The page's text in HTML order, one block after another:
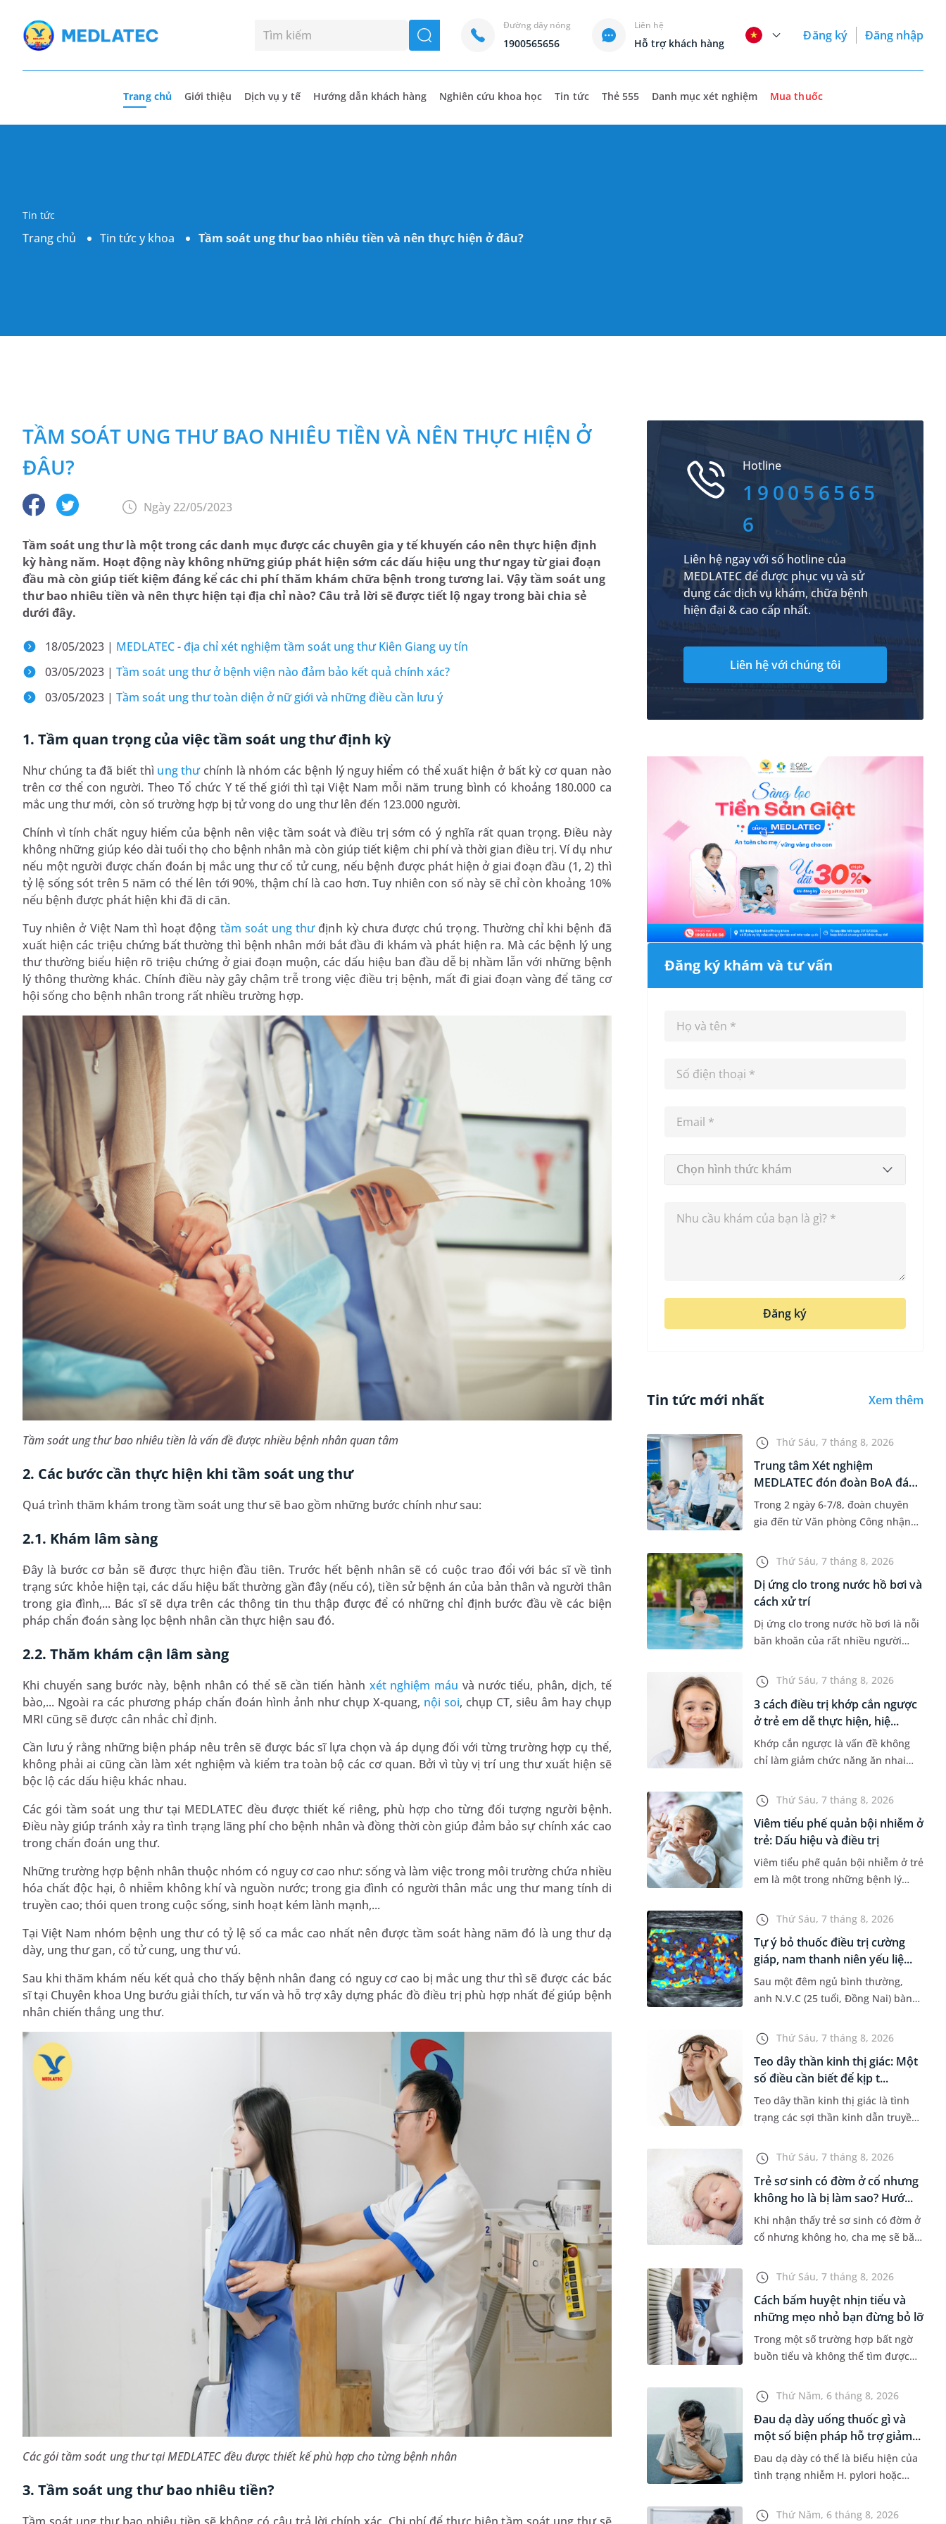
seach
Đường dây nóng
1900565656
Liên hệ
Hỗ trợ khách hàng
Đăng ký Đăng nhập
Trang chủ Giới thiệu Dịch vụ y tế Hướng dẫn khách hàng Nghiên cứu khoa học Tin tức Thẻ 555 Danh mục xét nghiệm Mua thuốc
Tin tức
Trang chủ Tin tức y khoa Tầm soát ung thư bao nhiêu tiền và nên thực hiện ở đâu?
TẦM SOÁT UNG THƯ BAO NHIÊU TIỀN VÀ NÊN THỰC HIỆN Ở
ĐÂU?
Ngày 22/05/2023
Tầm soát ung thư là một trong các danh mục được các chuyên gia y tế khuyến cáo nên thực hiện định
kỳ hàng năm. Hoạt động này không những giúp phát hiện sớm các dấu hiệu ung thư ngay từ giai đoạn
đầu mà còn giúp tiết kiệm đáng kể các chi phí thăm khám chữa bệnh trong tương lai. Vậy tầm soát ung
thư bao nhiêu tiền và nên thực hiện tại địa chỉ nào? Câu trả lời sẽ được tiết lộ ngay trong bài chia sẻ
dưới đây.
18/05/2023 | MEDLATEC - địa chỉ xét nghiệm tầm soát ung thư Kiên Giang uy tín
03/05/2023 | Tầm soát ung thư ở bệnh viện nào đảm bảo kết quả chính xác?
03/05/2023 | Tầm soát ung thư toàn diện ở nữ giới và những điều cần lưu ý
1. Tầm quan trọng của việc tầm soát ung thư định kỳ
Như chúng ta đã biết thì ung thưchính là nhóm các bệnh lý nguy hiểm có thể xuất hiện ở bất kỳ cơ quan nào
trên cơ thể con người. Theo Tổ chức Y tế thế giới thì tại Việt Nam mỗi năm trung bình có khoảng 180.000 ca
mắc ung thư mới, còn số trường hợp bị tử vong do ung thư lên đến 123.000 người.
Chính vì tính chất nguy hiểm của bệnh nên việc tầm soát và điều trị sớm có ý nghĩa rất quan trọng. Điều này
không những giúp kéo dài tuổi thọ cho bệnh nhân mà còn giúp tiết kiệm chi phí và thời gian điều trị. Ví dụ như
nếu một người được chẩn đoán bị mắc ung thư cổ tử cung, nếu bệnh được phát hiện ở giai đoạn đầu (1, 2) thì
tỷ lệ sống sót trên 5 năm có thể lên tới 90%, thậm chí là cao hơn. Tuy nhiên con số này sẽ chỉ còn khoảng 10%
nếu bệnh được phát hiện khi đã di căn.
Tuy nhiên ở Việt Nam thì hoạt động tầm soát ung thưđịnh kỳ chưa được chú trọng. Thường chỉ khi bệnh đã
xuất hiện các triệu chứng bất thường thì bệnh nhân mới bắt đầu đi khám và phát hiện ra. Mà các bệnh lý ung
thư thường biểu hiện rõ triệu chứng ở giai đoạn muộn, các dấu hiệu ban đầu dễ bị nhầm lẫn với những bệnh
lý thông thường khác. Chính điều này gây chậm trễ trong việc điều trị bệnh, mất đi giai đoạn vàng để tăng cơ
hội sống cho bệnh nhân trong rất nhiều trường hợp.
Tầm soát ung thư bao nhiêu tiền là vấn đề được nhiều bệnh nhân quan tâm
2. Các bước cần thực hiện khi tầm soát ung thư
Quá trình thăm khám trong tầm soát ung thư sẽ bao gồm những bước chính như sau:
2.1. Khám lâm sàng
Đây là bước cơ bản sẽ được thực hiện đầu tiên. Trước hết bệnh nhân sẽ có cuộc trao đổi với bác sĩ về tình
trạng sức khỏe hiện tại, các dấu hiệu bất thường gần đây (nếu có), tiền sử bệnh án của bản thân và người thân
trong gia đình,... Bác sĩ sẽ dựa trên các thông tin thu thập được để có những chỉ định bước đầu về các biện
pháp chẩn đoán sàng lọc bệnh nhân cần thực hiện sau đó.
2.2. Thăm khám cận lâm sàng
Khi chuyển sang bước này, bệnh nhân có thể sẽ cần tiến hành xét nghiệm máu và nước tiểu, phân, dịch, tế
bào,... Ngoài ra các phương pháp chẩn đoán hình ảnh như chụp X-quang, nội soi, chụp CT, siêu âm hay chụp
MRI cũng sẽ được cân nhắc chỉ định.
Cần lưu ý rằng những biện pháp nêu trên sẽ được bác sĩ lựa chọn và áp dụng đối với từng trường hợp cụ thể,
không phải ai cũng cần làm xét nghiệm và kiểm tra toàn bộ các cơ quan. Bởi vì tùy vị trí ung thư xuất hiện sẽ
bộc lộ các dấu hiệu khác nhau.
Các gói tầm soát ung thư tại MEDLATEC đều được thiết kế riêng, phù hợp cho từng đối tượng người bệnh.
Điều này giúp tránh xảy ra tình trạng lãng phí cho bệnh nhân và đồng thời còn giúp đảm bảo sự chính xác cao
trong chẩn đoán ung thư.
Những trường hợp bệnh nhân thuộc nhóm có nguy cơ cao như: sống và làm việc trong môi trường chứa nhiều
hóa chất độc hại, ô nhiễm không khí và nguồn nước; trong gia đình có người thân mắc ung thư mang tính di
truyền cao; thói quen trong cuộc sống, sinh hoạt kém lành mạnh,...
Tại Việt Nam nhóm bệnh ung thư có tỷ lệ số ca mắc cao nhất nên được tầm soát hàng năm đó là ung thư dạ
dày, ung thư gan, cổ tử cung, ung thư vú.
Sau khi thăm khám nếu kết quả cho thấy bệnh nhân đang có nguy cơ cao bị mắc ung thư thì sẽ được các bác
sĩ tại Chuyên khoa Ung bướu giải thích, tư vấn và hỗ trợ xây dựng phác đồ điều trị phù hợp nhất để giúp bệnh
nhân chiến thắng ung thư.
Các gói tầm soát ung thư tại MEDLATEC đều được thiết kế phù hợp cho từng bệnh nhân
3. Tầm soát ung thư bao nhiêu tiền?
Hotline
190056565
6
Liên hệ ngay với số hotline của
MEDLATEC để được phục vụ và sử
dụng các dịch vụ khám, chữa bệnh
hiện đại & cao cấp nhất.
Liên hệ với chúng tôi
Đăng ký khám và tư vấn
Chọn hình thức khám
Đăng ký
Tin tức mới nhất Xem thêm
Thứ Sáu, 7 tháng 8, 2026
Trung tâm Xét nghiệm
MEDLATEC đón đoàn BoA đánh
giá giám...
Trong 2 ngày 6-7/8, đoàn chuyên
gia đến từ Văn phòng Công nhận
nhận và đánh giá cao nỗ lực duy trì
hệ thống quản lý chất lượ...
Thứ Sáu, 7 tháng 8, 2026
Dị ứng clo trong nước hồ bơi và
cách xử trí
Dị ứng clo trong nước hồ bơi là nỗi
băn khoăn của rất nhiều người
trường hợp thường xuyên bơi ở
những hồ bơi nhân tạo. Bài v...
Thứ Sáu, 7 tháng 8, 2026
3 cách điều trị khớp cắn ngược
ở trẻ em dễ thực hiện, hiệ...
Khớp cắn ngược là vấn đề không
chỉ làm giảm chức năng ăn nhai
đối của khuôn mặt. Do đó, cần khắc
phục sớm tình trạng này để...
Thứ Sáu, 7 tháng 8, 2026
Viêm tiểu phế quản bội nhiễm ở
trẻ: Dấu hiệu và điều trị
Viêm tiểu phế quản bội nhiễm ở trẻ
em là một trong những bệnh lý
bùng phát vào thời điểm giao mùa.
Khi những tổn thương ban đầ...
Thứ Sáu, 7 tháng 8, 2026
Tự ý bỏ thuốc điều trị cường
giáp, nam thanh niên yếu liệ...
Sau một đêm ngủ bình thường,
anh N.V.C (25 tuổi, Đồng Nai) bàng
không thể vận động đi lại được. Kết
quả thăm khám tại Phòng...
Thứ Sáu, 7 tháng 8, 2026
Teo dây thần kinh thị giác: Một
số điều cần biết để kịp t...
Teo dây thần kinh thị giác là tình
trạng các sợi thần kinh dẫn truyền
thương và dần mất đi chức năng
hoạt động. Nếu điều trị m...
Thứ Sáu, 7 tháng 8, 2026
Trẻ sơ sinh có đờm ở cổ nhưng
không ho là bị làm sao? Hướ...
Khi nhận thấy trẻ sơ sinh có đờm ở
cổ nhưng không ho, cha mẹ sẽ băn
đường hô hấp hay không. Những
chia sẻ dưới đây sẽ giúp ch...
Thứ Sáu, 7 tháng 8, 2026
Cách bấm huyệt nhịn tiểu và
những mẹo nhỏ bạn đừng bỏ lỡ
Trong một số trường hợp bất ngờ
buồn tiểu và không thể tìm được
dụng phương pháp bấm huyệt
nhịn tiểu. Vậy cách bấm huyệt
nhịn...
Thứ Năm, 6 tháng 8, 2026
Đau dạ dày uống thuốc gì và
một số biện pháp hỗ trợ giảm...
Đau dạ dày có thể là biểu hiện của
tình trạng nhiễm H. pylori hoặc
Dựa theo nguyên nhân cụ thể, bác
Thứ Năm, 6 tháng 8, 2026